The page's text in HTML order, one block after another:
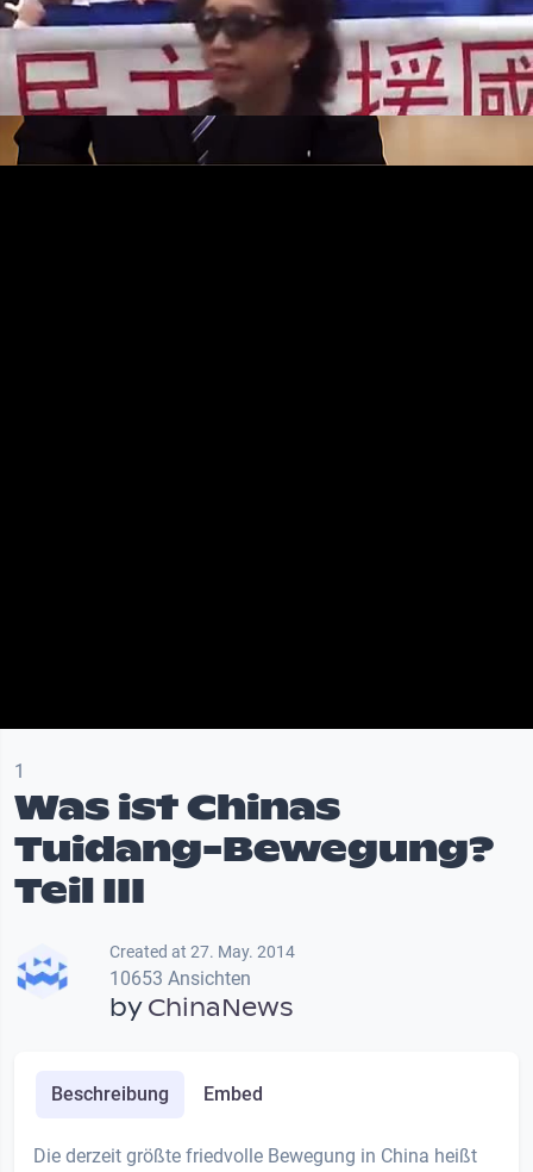
Video
1
Was ist Chinas
Tuidang-Bewegung?
Teil III
Created at 27. May. 2014
10653 Ansichten
byChinaNews
Beschreibung Embed
Die derzeit größte friedvolle Bewegung in China heißt